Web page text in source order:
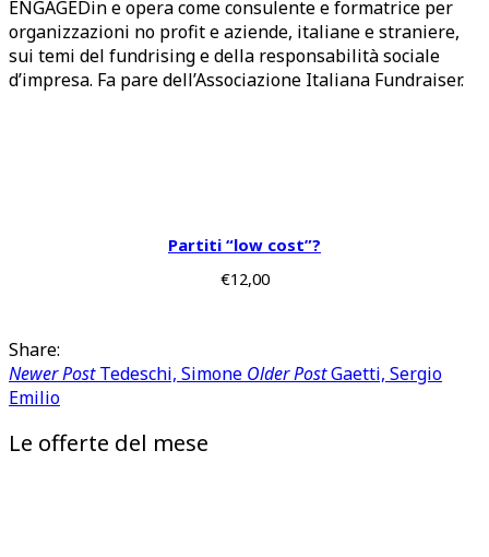
ENGAGEDin e opera come consulente e formatrice per
organizzazioni no profit e aziende, italiane e straniere,
sui temi del fundrising e della responsabilità sociale
d’impresa. Fa pare dell’Associazione Italiana Fundraiser.
Partiti “low cost”?
€12,00
Share:
Newer Post Tedeschi, Simone Older PostGaetti, Sergio
Emilio
Le offerte del mese